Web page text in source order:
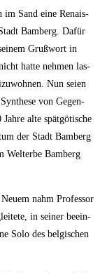
im Sand eine Renais­
Bam­berg. Dafür
Gruß­wort in
hat­te neh­men las­
Nun sei­en
von Gegen­
alte spät­gö­ti­sche
der Stadt Bam­berg
Welt­erbe Bam­berg
nahm Pro­fes­sor
in sei­ner beein­
Solo des bel­gi­schen